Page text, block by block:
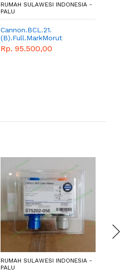
RUMAH SULAWESI INDONESIA -
PALU
Cannon.BCL.21.
(B).Full.MarkMorut
Rp. 95.500,00
RUMAH SULAWESI INDONESIA -
PALU